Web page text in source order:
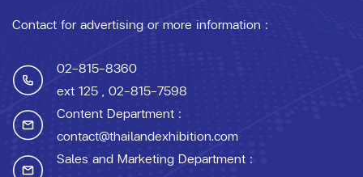
Contact for advertising or more information :
02-815-8360
ext 125 , 02-815-7598
Content Department :
contact@thailandexhibition.com
Sales and Marketing Department :